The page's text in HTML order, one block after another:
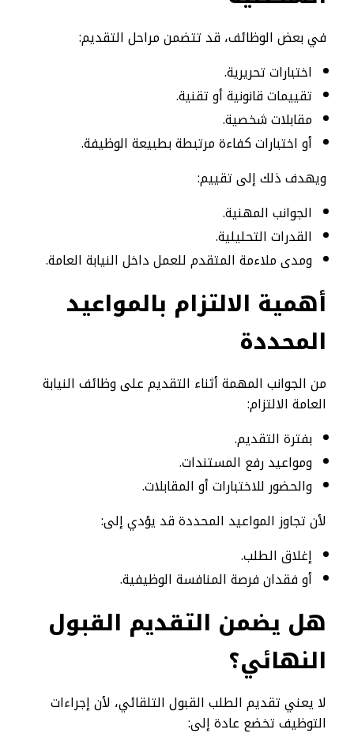
في بعض الوظائف، قد تتضمن مراحل التقديم:
اختبارات تحريرية.
تقييمات قانونية أو تقنية.
مقابلات شخصية.
أو اختبارات كفاءة مرتبطة بطبيعة الوظيفة.
ويهدف ذلك إلى تقييم:
الجوانب المهنية.
القدرات التحليلية.
ومدى ملاءمة المتقدم للعمل داخل النيابة العامة.
أهمية الالتزام بالمواعيد
المحددة
من الجوانب المهمة أثناء التقديم على وظائف النيابة
العامة الالتزام:
بفترة التقديم.
ومواعيد رفع المستندات.
والحضور للاختبارات أو المقابلات.
لأن تجاوز المواعيد المحددة قد يؤدي إلى:
إغلاق الطلب.
أو فقدان فرصة المنافسة الوظيفية.
هل يضمن التقديم القبول
النهائي؟
لا يعني تقديم الطلب القبول التلقائي، لأن إجراءات
التوظيف تخضع عادة إلى: